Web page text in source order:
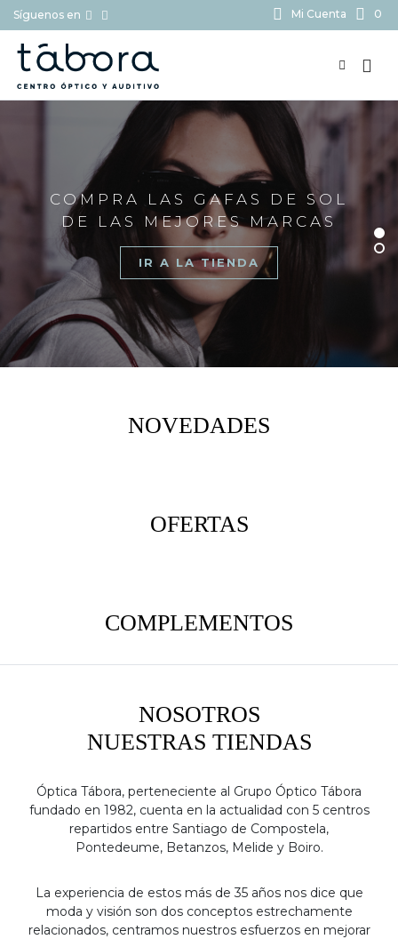
Síguenos en Mi Cuenta 0
COMPRA LAS GAFAS DE SOL
DE LAS MEJORES MARCAS
IR A LA TIENDA
NOVEDADES
OFERTAS
COMPLEMENTOS
NOSOTROS
NUESTRAS TIENDAS
Óptica Tábora, perteneciente al Grupo Óptico Tábora
fundado en 1982, cuenta en la actualidad con 5 centros
repartidos entre Santiago de Compostela,
Pontedeume, Betanzos, Melide y Boiro.
La experiencia de estos más de 35 años nos dice que
moda y visión son dos conceptos estrechamente
relacionados, centramos nuestros esfuerzos en mejorar